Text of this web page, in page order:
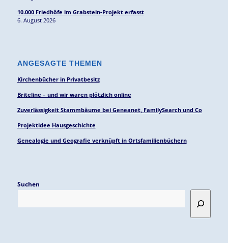
10.000 Friedhöfe im Grabstein-Projekt erfasst
6. August 2026
ANGESAGTE THEMEN
Kirchenbücher in Privatbesitz
Briteline – und wir waren plötzlich online
Zuverlässigkeit Stammbäume bei Geneanet, FamilySearch und Co
Projektidee Hausgeschichte
Genealogie und Geografie verknüpft in Ortsfamilienbüchern
Suchen